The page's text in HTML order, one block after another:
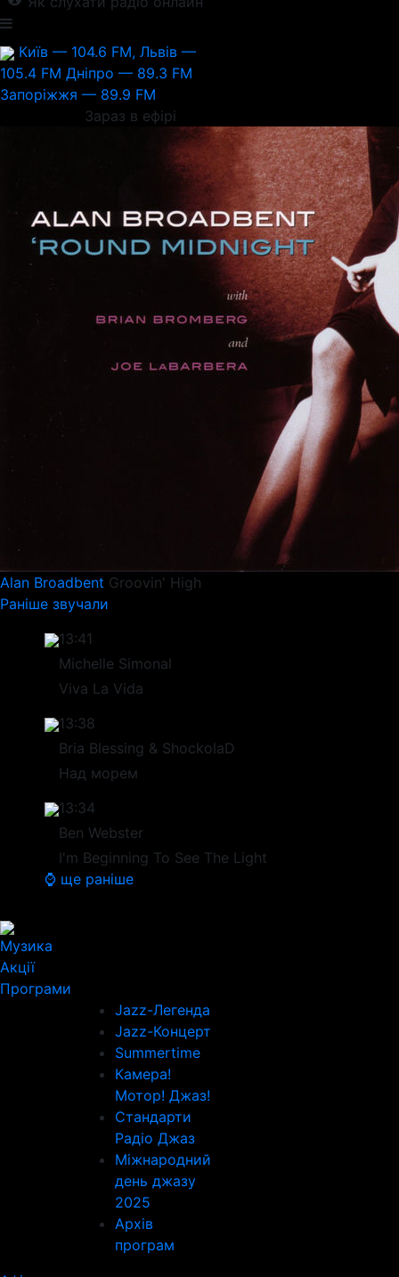
Київ — 104.6 FM, Львів —
105.4 FM Дніпро — 89.3 FM
Запоріжжя — 89.9 FM
Зараз в ефірі
Alan Broadbent Groovin' High
Раніше звучали
13:41
Michelle Simonal
Viva La Vida
13:38
Bria Blessing & ShockolaD
Над морем
13:34
Ben Webster
I'm Beginning To See The Light
⌚ ще раніше
Музика
Акції
Програми
Jazz-Легенда
Jazz-Концерт
Summertime
Камера!
Мотор! Джаз!
Стандарти
Радіо Джаз
Міжнародний
день джазу
2025
Архів
програм